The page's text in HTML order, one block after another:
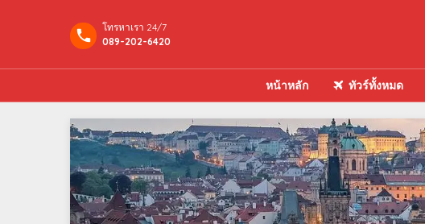
โทรหาเรา 24/7
089-202-6420
หน้าหลัก ทัวร์ทั้งหมด